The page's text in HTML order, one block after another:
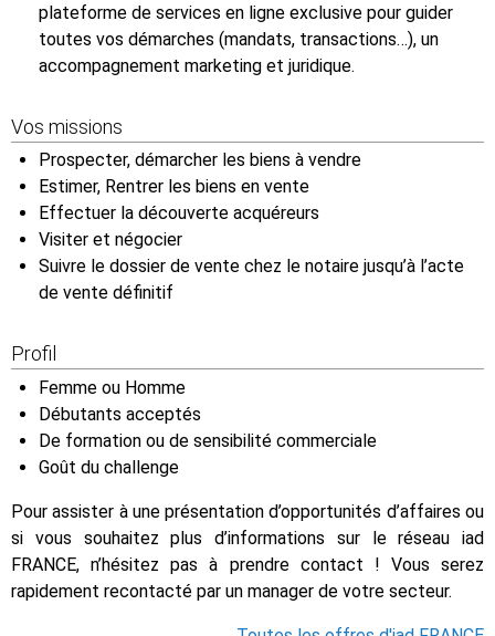
plateforme de services en ligne exclusive pour guider
toutes vos démarches (mandats, transactions…), un
accompagnement marketing et juridique.
Vos missions
Prospecter, démarcher les biens à vendre
Estimer, Rentrer les biens en vente
Effectuer la découverte acquéreurs
Visiter et négocier
Suivre le dossier de vente chez le notaire jusqu’à l’acte
de vente définitif
Profil
Femme ou Homme
Débutants acceptés
De formation ou de sensibilité commerciale
Goût du challenge
Pour assister à une présentation d’opportunités d’affaires ou
si vous souhaitez plus d’informations sur le réseau iad
FRANCE, n’hésitez pas à prendre contact ! Vous serez
rapidement recontacté par un manager de votre secteur.